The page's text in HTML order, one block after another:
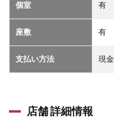
個室 有
座敷 有
支払い方法 現金
店舗 詳細情報